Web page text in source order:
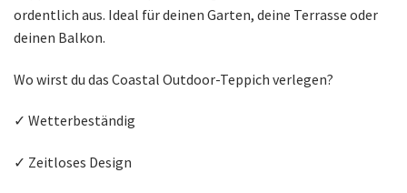
ordentlich aus. Ideal für deinen Garten, deine Terrasse oder
deinen Balkon.
Wo wirst du das Coastal Outdoor-Teppich verlegen?
✓ Wetterbeständig
✓ Zeitloses Design